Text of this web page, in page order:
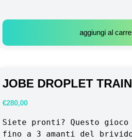
aggiungi al
JOBE DROPLET
€280,00
Siete pronti? Questo
fino a 3 amanti del